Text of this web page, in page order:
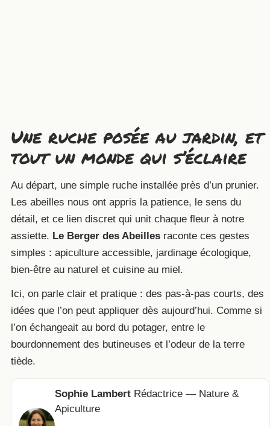
Une ruche posée au jardin, et
tout un monde qui s’éclaire
Au départ, une simple ruche installée près d’un prunier.
Les abeilles nous ont appris la patience, le sens du
détail, et ce lien discret qui unit chaque fleur à notre
assiette. Le Berger des Abeillesraconte ces gestes
simples : apiculture accessible, jardinage écologique,
bien-être au naturel et cuisine au miel.
Ici, on parle clair et pratique : des pas-à-pas courts, des
idées que l’on peut appliquer dès aujourd’hui. Comme si
l’on échangeait au bord du potager, entre le
bourdonnement des butineuses et l’odeur de la terre
tiède.
Sophie Lambert Rédactrice — Nature &
Apiculture